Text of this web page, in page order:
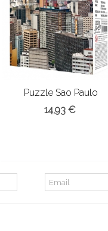
Puzzle Sao Paulo
14,93 €